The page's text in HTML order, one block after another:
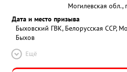
Могилевская обл.,
Дата и место призыва
Быховский ГВК, Белорусская ССР,
Быхов
Ещё